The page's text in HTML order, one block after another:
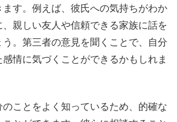
す。例えば、彼氏への気持ちがわか
親しい友人や信頼できる家族に話を
。第三者の意見を聞くことで、自分
情に気づくことができるかもしれま
ことをよく知っているため、的確な